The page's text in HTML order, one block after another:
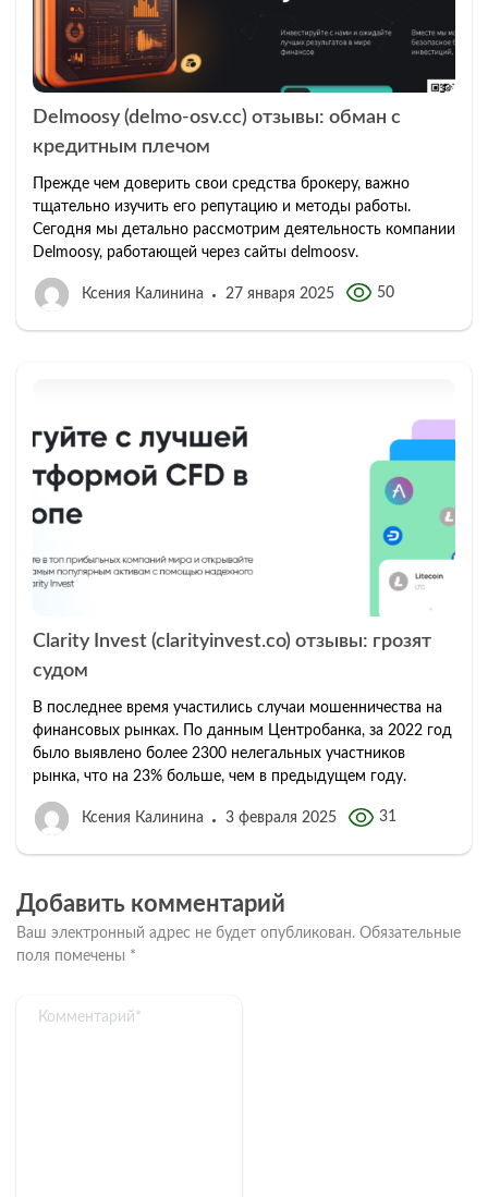
Delmoosy (delmo-osv.cc) отзывы: обман с
кредитным плечом
Прежде чем доверить свои средства брокеру, важно
тщательно изучить его репутацию и методы работы.
Сегодня мы детально рассмотрим деятельность компании
Delmoosy, работающей через сайты delmoosv.
Ксения Калинина 27 января 2025 50
Clarity Invest (clarityinvest.co) отзывы: грозят
судом
В последнее время участились случаи мошенничества на
финансовых рынках. По данным Центробанка, за 2022 год
было выявлено более 2300 нелегальных участников
рынка, что на 23% больше, чем в предыдущем году.
Ксения Калинина 3 февраля 2025 31
Добавить комментарий
Ваш электронный адрес не будет опубликован. Обязательные
поля помечены *